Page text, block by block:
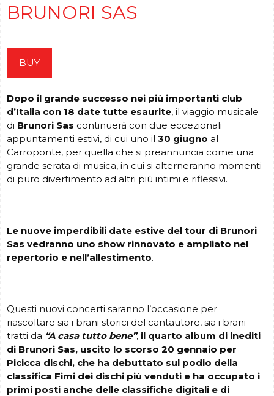
BRUNORI SAS
BUY
Dopo il grande successo nei più importanti club
d’Italia con 18 date tutte esaurite, il viaggio musicale
di Brunori Sas continuerà con due eccezionali
appuntamenti estivi, di cui uno il 30 giugno al
Carroponte, per quella che si preannuncia come una
grande serata di musica, in cui si alterneranno momenti
di puro divertimento ad altri più intimi e riflessivi.
Le nuove imperdibili date estive del tour di Brunori
Sas vedranno uno show rinnovato e ampliato nel
repertorio e nell’allestimento.
Questi nuovi concerti saranno l’occasione per
riascoltare sia i brani storici del cantautore, sia i brani
tratti da “A casa tutto bene”, il quarto album di inediti
di Brunori Sas, uscito lo scorso 20 gennaio per
Picicca dischi, che ha debuttato sul podio della
classifica Fimi dei dischi più venduti e ha occupato i
primi posti anche delle classifiche digitali e di